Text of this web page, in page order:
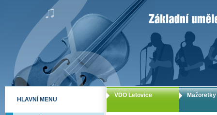
ZUŠ Letovice
VDO Letovice Mažoretky
HLAVNÍ MENU